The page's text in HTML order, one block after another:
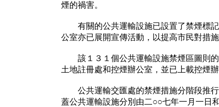
煙的禍害。
有關的公共運輸設施已設置了禁煙標記
公室亦已展開宣傳活動，以提高市民對措
該１３１個公共運輸設施禁煙區圖則的
土地註冊處和控煙辦公室，並已上載控煙
公共運輸交匯處的禁煙措施分階段推行
蓋公共運輸設施分別由二○○七年一月一日